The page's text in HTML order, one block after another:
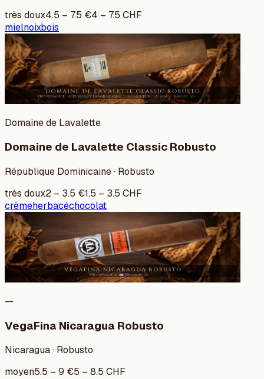
très doux4.5 – 7.5 €4 – 7.5 CHF
mielnoixbois
Domaine de Lavalette
Domaine de Lavalette Classic Robusto
République Dominicaine · Robusto
très doux2 – 3.5 €1.5 – 3.5 CHF
crèmeherbacéchocolat
—
VegaFina Nicaragua Robusto
Nicaragua · Robusto
moyen5.5 – 9 €5 – 8.5 CHF